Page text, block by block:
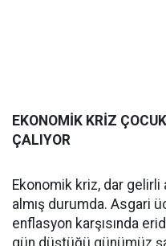
EKONOMİK KRİZ
ÇALIYOR
Ekonomik kriz, dar gelirli
almış durumda. Asgari
enflasyon karşısında